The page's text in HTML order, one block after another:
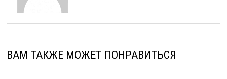
ВАМ ТАКЖЕ МОЖЕТ ПОНРАВИТЬСЯ